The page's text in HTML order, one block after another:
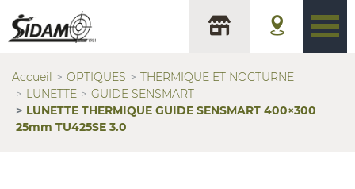
Accueil OPTIQUES
THERMIQUE ET NOCTURNE
LUNETTE
GUIDE SENSMART
LUNETTE THERMIQUE GUIDE SENSMART 400×300
25mm TU425SE 3.0